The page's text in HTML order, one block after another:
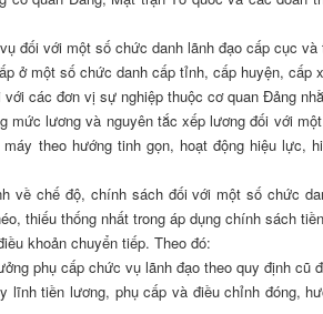
đối với một số chức danh lãnh đạo cấp cục và
ở một số chức danh cấp tỉnh, cấp huyện, cấp
với các đơn vị sự nghiệp thuộc cơ quan Đảng
mức lương và nguyên tắc xếp lương đối với
theo hướng tinh gọn, hoạt động hiệu
về chế độ, chính sách đối với một số chức
thiếu thống nhất trong áp dụng chính sách
khoản chuyển tiếp. Theo đó:
phụ cấp chức vụ lãnh đạo theo quy định
lĩnh tiền lương, phụ cấp và điều chỉnh đóng,